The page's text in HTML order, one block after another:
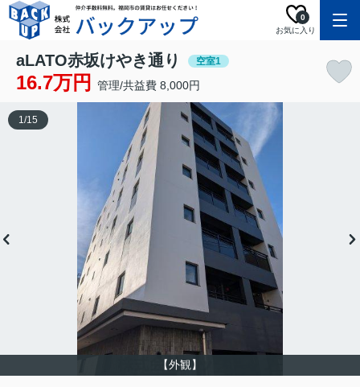
お気に入り
0
aLATO赤坂けやき通り 空室1
16.7万円 管理/共益費 8,000円
【外観】
1/15